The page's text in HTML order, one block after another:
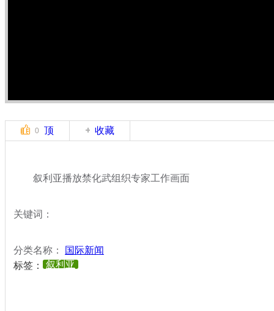
0 顶 收藏
叙利亚播放禁化武组织专家工作画面
关键词：
分类名称：
国际新闻
标签：
叙利亚